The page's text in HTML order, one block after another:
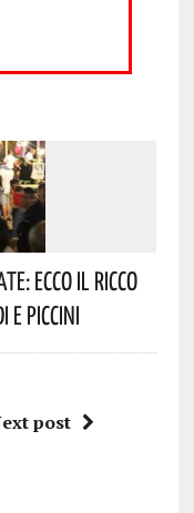
Ecco Il Ricco
E Piccini
post